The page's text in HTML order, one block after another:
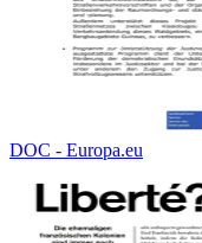
DOC - Europa.eu